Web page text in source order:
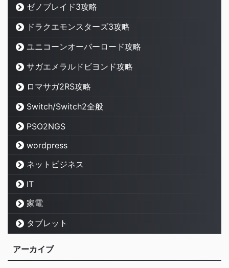
ゼノブレイド3攻略
ドラクエモンスターズ3攻略
ユニコーンオーバーロード攻略
サガエメラルドビヨンド攻略
ロマサガ2RS攻略
Switch/Switch2全般
PSO2NGS
wordpress
ネットビジネス
IT
家電
タブレット
アーカイブ